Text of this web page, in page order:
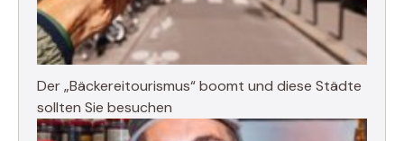
Der „Bäckereitourismus“ boomt und diese Städte
sollten Sie besuchen